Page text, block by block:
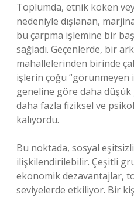
Toplumda, etnik köken
nedeniyle dışlanan,
bu çarpma işlemine bir
sağladı. Geçenlerde, bir
mahallelerinden birinde
işlerin çoğu “görünmeyen
geneline göre daha
daha fazla fiziksel ve
kalıyordu.
Bu noktada, sosyal
ilişkilendirilebilir. Çeşitli
ekonomik dezavantajlar,
seviyelerde etkiliyor. Bir